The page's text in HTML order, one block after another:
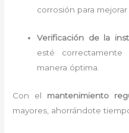
corrosión para
Verificación de la
esté
manera óptima.
Con el mantenimiento
mayores, ahorrándote